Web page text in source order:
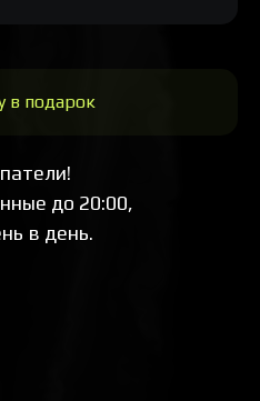
в подарок
до 20:00,
в день.